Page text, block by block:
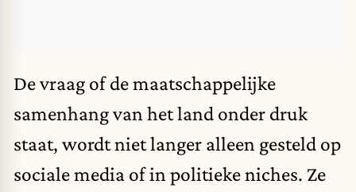
De vraag of de maatschappelijke
samenhang van het land onder druk
staat, wordt niet langer alleen gesteld op
sociale media of in politieke niches. Ze